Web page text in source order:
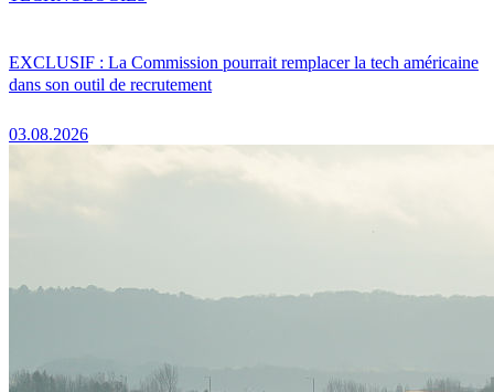
EXCLUSIF : La Commission pourrait remplacer la tech américaine
dans son outil de recrutement
03.08.2026